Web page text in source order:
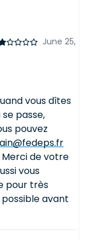
June 25,
vous dîtes
passe,
pouvez
Merci de votre
vous
pour très
avant